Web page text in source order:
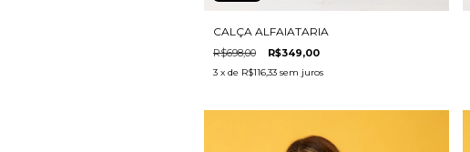
CALÇA ALFAIATARIA
R$698,00 R$349,00
3 x de R$116,33 sem juros